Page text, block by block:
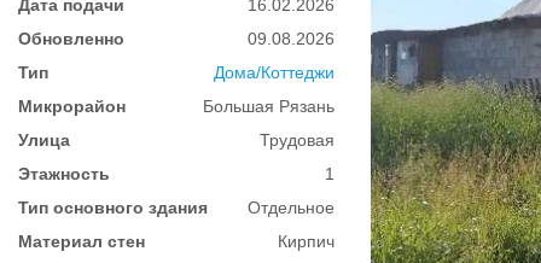
Дата подачи
16.02.2026
Обновленно
09.08.2026
Тип
Дома/Коттеджи
Микрорайон
Большая Рязань
Улица
Трудовая
Этажность
1
Тип основного здания
Отдельное
Материал стен
Кирпич